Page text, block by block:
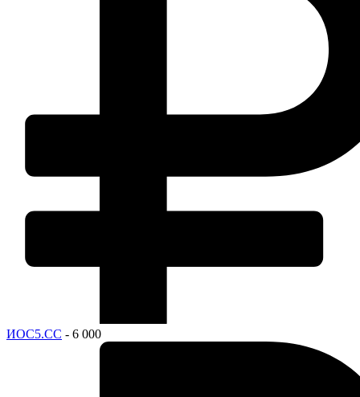
ИОС5.СС - 6 000